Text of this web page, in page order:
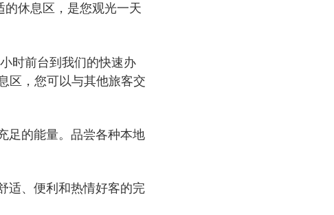
休息区，是您观光一天
时前台到我们的快速办
区，您可以与其他旅客交
足的能量。品尝各种本地
适、便利和热情好客的完